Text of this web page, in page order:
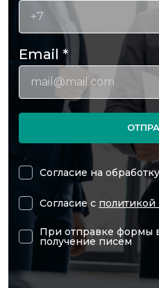
Email *
Согласие на
Согласие с
При отправке формы
получение писем